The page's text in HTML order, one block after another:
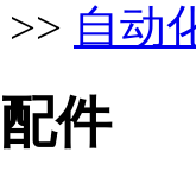
>> 自动
件